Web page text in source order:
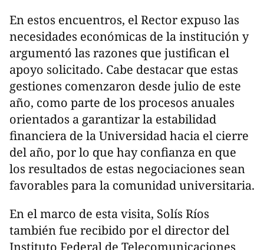
En estos encuentros, el Rector expuso las
necesidades económicas de la institución y
argumentó las razones que justifican el
apoyo solicitado. Cabe destacar que estas
gestiones comenzaron desde julio de este
año, como parte de los procesos anuales
orientados a garantizar la estabilidad
financiera de la Universidad hacia el cierre
del año, por lo que hay confianza en que
los resultados de estas negociaciones sean
favorables para la comunidad universitaria.
En el marco de esta visita, Solís Ríos
también fue recibido por el director del
Instituto Federal de Telecomunicaciones